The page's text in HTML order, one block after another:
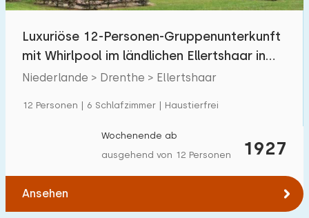
Entfernungen
Von Ellertshaar(max. km):
Zum Meer(max. km):
5 10
1 2
Luxuriöse 12-Personen-Gruppenunterkunft
mit Whirlpool im ländlichen Ellertshaar in
Drenthe
Niederlande > Drenthe > Ellertshaar
12 Personen | 6 Schlafzimmer | Haustierfrei
1927
Wochenende ab
ausgehend von 12 Personen
Ansehen